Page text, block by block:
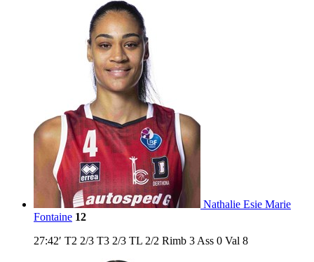
Nathalie Esie Marie
Fontaine 12
27:42′ T2 2/3 T3 2/3 TL 2/2 Rimb 3 Ass 0 Val 8